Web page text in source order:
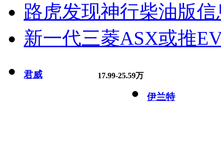
路虎发现神行柴油版
新一代三菱ASX或推
君威 17.99-25.59万
伊兰特